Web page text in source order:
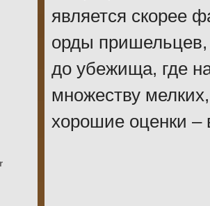
является скорее
орды пришельцев,
до убежища, где
множеству
хорошие оценки –